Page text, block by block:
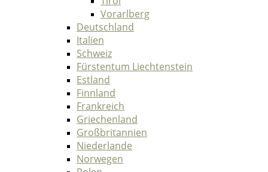
Vorarlberg
Deutschland
Italien
Schweiz
Fürstentum Liechtenstein
Estland
Finnland
Frankreich
Griechenland
Großbritannien
Niederlande
Norwegen